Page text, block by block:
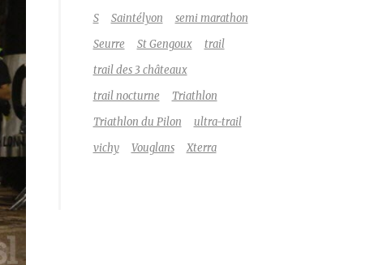
S
Saintélyon
semi marathon
Seurre
St Gengoux
trail
trail des 3 châteaux
trail nocturne
Triathlon
Triathlon du Pilon
ultra-trail
vichy
Vouglans Xterra